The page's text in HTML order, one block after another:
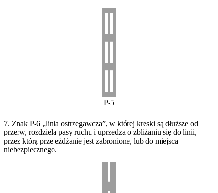
P-5
7. Znak P-6 „linia ostrzegawcza”, w której kreski są dłuższe od
przerw, rozdziela pasy ruchu i uprzedza o zbliżaniu się do linii,
przez którą przejeżdżanie jest zabronione, lub do miejsca
niebezpiecznego.